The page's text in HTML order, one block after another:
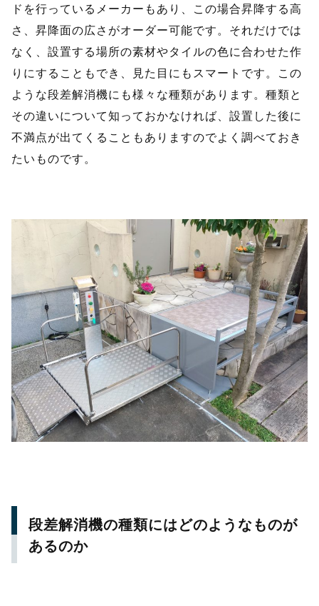
ドを行っているメーカーもあり、この場合昇降する高
さ、昇降面の広さがオーダー可能です。それだけでは
なく、設置する場所の素材やタイルの色に合わせた作
りにすることもでき、見た目にもスマートです。この
ような段差解消機にも様々な種類があります。種類と
その違いについて知っておかなければ、設置した後に
不満点が出てくることもありますのでよく調べておき
たいものです。
段差解消機の種類にはどのようなものが
あるのか